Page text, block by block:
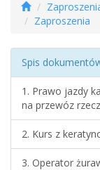
Zaproszenia
Spis
1. Prawo jazdy
na przewóz
2. Kurs z
3. Operator